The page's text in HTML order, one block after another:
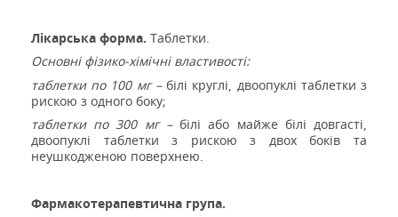
Лікарська форма. Таблетки.
Основні фізико-хімічні властивості:
таблетки по 100 мг –білі круглі, двоопуклі таблетки з
рискою з одного боку;
таблетки по 300 мг –білі або майже білі довгасті,
двоопуклі таблетки з рискою з двох боків та
неушкодженою поверхнею.
Фармакотерапевтична група.